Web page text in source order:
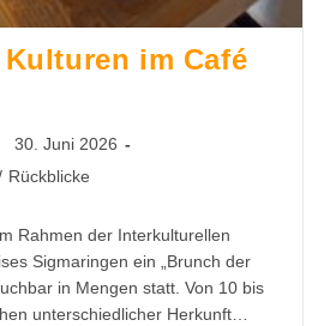
im Café
30. Juni 2026
Rückblicke
Rahmen der Interkulturellen
Sigmaringen ein „Brunch der
in Mengen statt. Von 10 bis
unterschiedlicher Herkunft…